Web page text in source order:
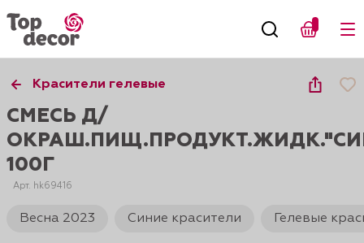
Красители гелевые
СМЕСЬ Д/
100Г
Арт. hk69416
Весна 2023 Синие красители Гелевые